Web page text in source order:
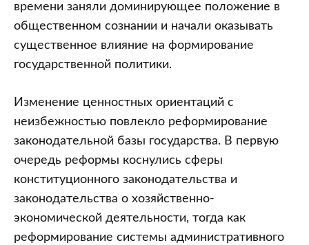
времени заняли доминирующее положение в
общественном сознании и начали оказывать
существенное влияние на формирование
государственной политики.
Изменение ценностных ориентаций с
неизбежностью повлекло реформирование
законодательной базы государства. В первую
очередь реформы коснулись сферы
конституционного законодательства и
законодательства о хозяйственно-
экономической деятельности, тогда как
реформирование системы административного